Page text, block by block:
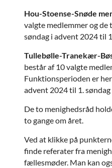
Hou-Stoense-Snøde
valgte medlemmer og
søndag i advent 2024 til
Tullebølle-Tranekær-
består af 10 valgte
Funktionsperioden er
advent 2024 til 1.
De to menighedsråd
to gange om året.
Ved at klikke på
finde referater fra
fællesmøder. Man kan